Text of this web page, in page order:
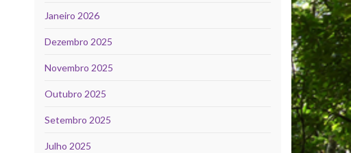
Janeiro 2026
Dezembro 2025
Novembro 2025
Outubro 2025
Setembro 2025
Julho 2025